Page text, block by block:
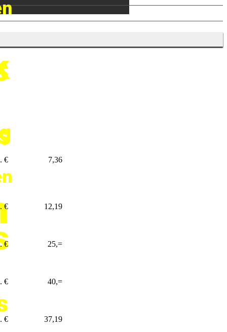
€ 7,36
€ 12,19
€ 25,=
€ 40,=
€ 37,19